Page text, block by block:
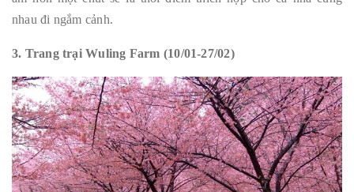
nhau đi ngắm cảnh.
3. Trang trại Wuling Farm (10/01-27/02)